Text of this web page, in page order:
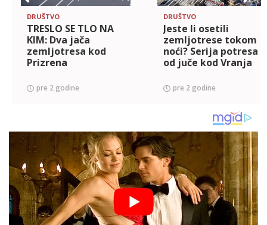
DRUŠTVO
TRESLO SE TLO NA
KIM: Dva jača
zemljotresa kod
Prizrena
pre 2 godine
DRUŠTVO
Jeste li osetili
zemljotrese tokom
noći? Serija potresa
od juče kod Vranja
pre 2 godine